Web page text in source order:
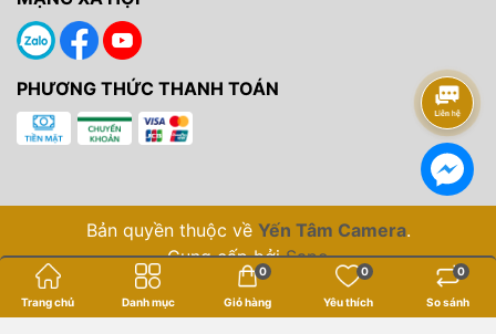
PHƯƠNG THỨC THANH TOÁN
Bản quyền thuộc về Yến Tâm Camera.
Cung cấp bởiSapo
Trang chủ Danh mục Giỏ hàng
0
Yêu thích
0
So sánh
0